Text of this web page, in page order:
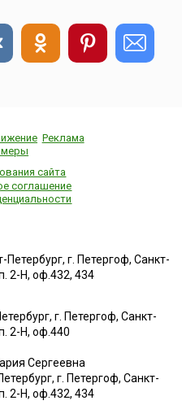
Реклама
сайта
соглашение
г. Петергоф, Санкт-
2-Н, оф.432, 434
г. Петергоф, Санкт-
2-Н, оф.440
Сергеевна
г. Петергоф, Санкт-
2-Н, оф.432, 434